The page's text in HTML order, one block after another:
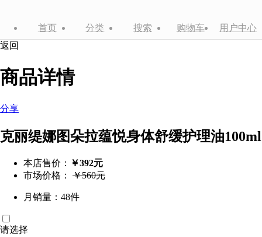
首页 分类 搜索 购物车
用户中心
返回
商品详情
分享
克丽缇娜图朵拉蕴悦身体舒缓护理油100ml
本店售价： ￥392元
市场价格： ￥560元
月销量：48件
请选择